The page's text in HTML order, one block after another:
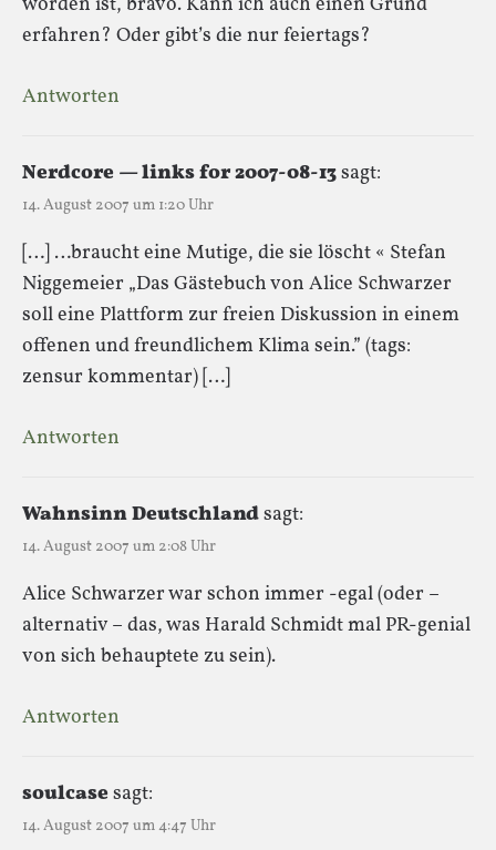
erfahren? Oder gibt’s die nur feiertags?
Antworten
Nerdcore — links for 2007-08-13sagt:
14. August 2007 um 1:20 Uhr
[…] …braucht eine Mutige, die sie löscht « Stefan
Niggemeier „Das Gästebuch von Alice Schwarzer
soll eine Plattform zur freien Diskussion in einem
offenen und freundlichem Klima sein.” (tags:
zensur kommentar) […]
Antworten
Wahnsinn Deutschlandsagt:
14. August 2007 um 2:08 Uhr
Alice Schwarzer war schon immer -egal (oder –
alternativ – das, was Harald Schmidt mal PR-genial
von sich behauptete zu sein).
Antworten
soulcasesagt:
14. August 2007 um 4:47 Uhr